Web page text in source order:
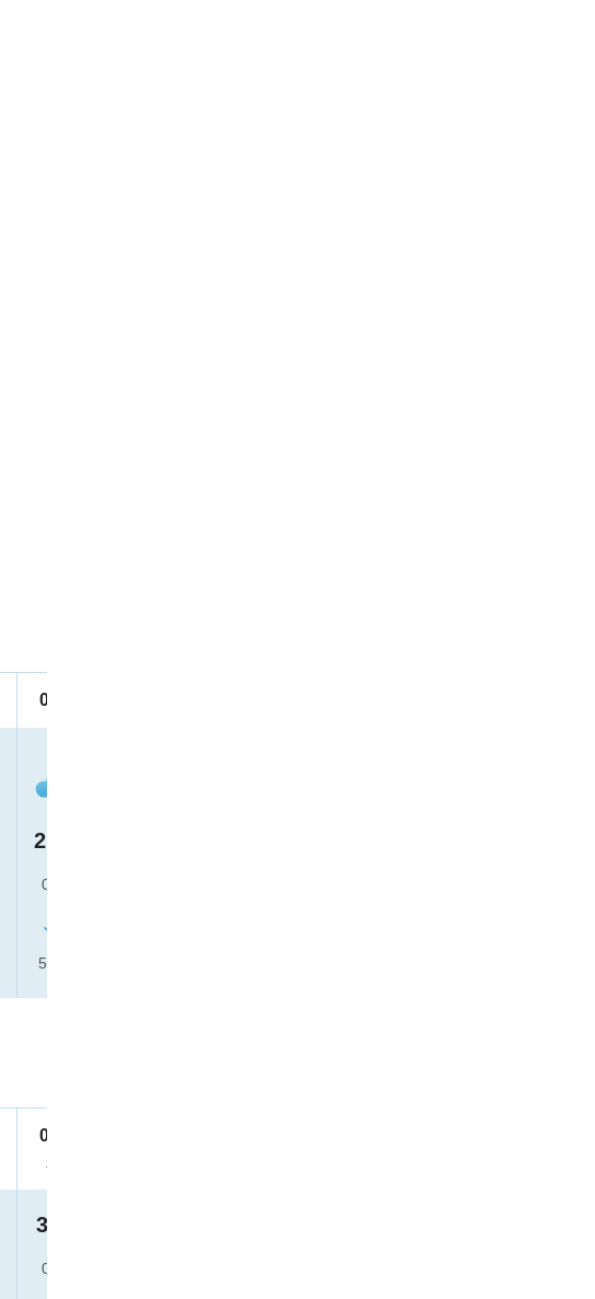
07:00
21 °C
0 mm
5 km/h
06:00
zítra
30 %
0 mm